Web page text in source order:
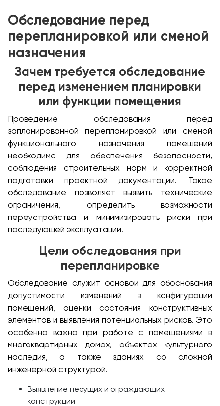
Обследование перед
перепланировкой или сменой
назначения
Зачем требуется обследование
перед изменением планировки
или функции помещения
Проведение обследования перед
запланированной перепланировкой или сменой
функционального назначения помещений
необходимо для обеспечения безопасности,
соблюдения строительных норм и корректной
подготовки проектной документации. Такое
обследование позволяет выявить технические
ограничения, определить возможности
переустройства и минимизировать риски при
последующей эксплуатации.
Цели обследования при
перепланировке
Обследование служит основой для обоснования
допустимости изменений в конфигурации
помещений, оценки состояния конструктивных
элементов и выявления потенциальных рисков. Это
особенно важно при работе с помещениями в
многоквартирных домах, объектах культурного
наследия, а также зданиях со сложной
инженерной структурой.
Выявление несущих и ограждающих
конструкций